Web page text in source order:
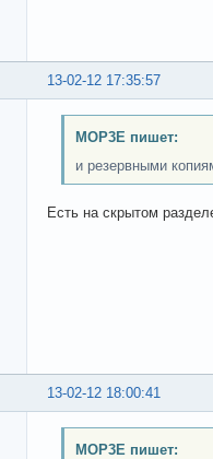
13-02-12 17:35:57
MOP3E пишет:
и резервными
Есть на скрытом
13-02-12 18:00:41
MOP3E пишет: